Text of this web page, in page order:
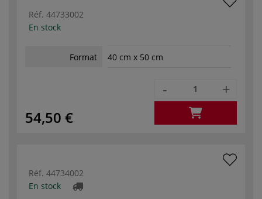
Réf. 44733002
En stock
Format 40 cm x 50 cm
54,50 €
- +
Réf. 44734002
En stock